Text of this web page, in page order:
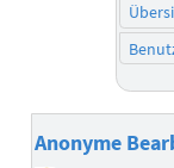
Anonyme